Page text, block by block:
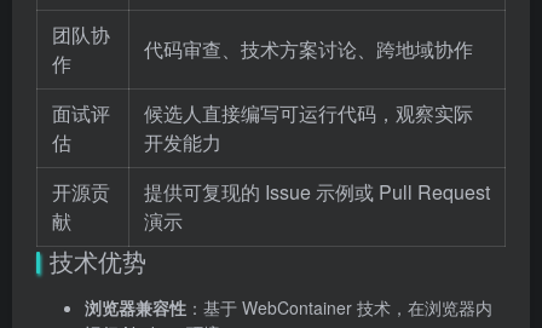
团队协
作
代码审查、技术方案讨论、跨地域协作
面试评
估
候选人直接编写可运行代码，观察实际
开发能力
开源贡
献
提供可复现的 Issue 示例或 Pull Request
演示
技术优势
浏览器兼容性 ：基于 WebContainer 技术，在浏览器内